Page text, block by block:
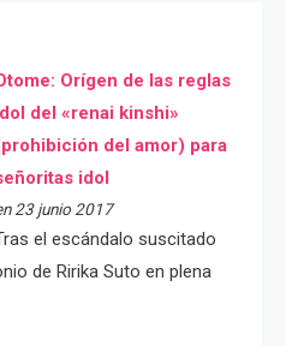
Orígen de las reglas
del «renai kinshi»
del amor) para
idol
23 junio 2017
el escándalo suscitado
de Ririka Suto en plena